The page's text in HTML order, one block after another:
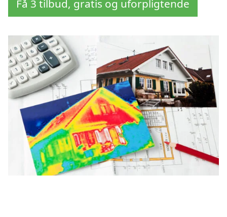
Få 3 tilbud, gratis og uforpligtende